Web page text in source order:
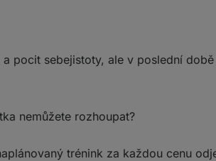
tréninků
pocit sebejistoty, ale v poslední
nemůžete rozhoupat?
trénink za každou cenu